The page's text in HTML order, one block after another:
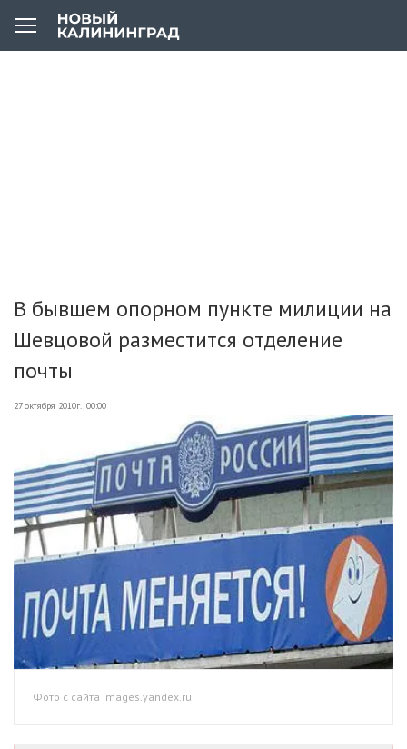
В бывшем опорном пункте милиции на
Шевцовой разместится отделение
почты
27 октября 2010г., 00:00
Фото с сайта images.yandex.ru